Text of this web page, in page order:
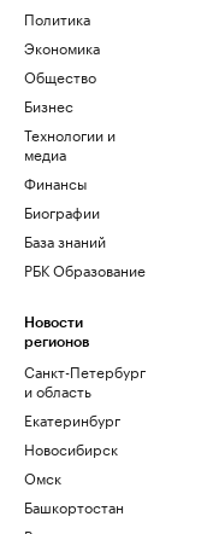
Политика
Экономика
Общество
Бизнес
Технологии и
медиа
Финансы
Биографии
База знаний
РБК Образование
Новости
регионов
Санкт-Петербург
и область
Екатеринбург
Новосибирск
Омск
Башкортостан